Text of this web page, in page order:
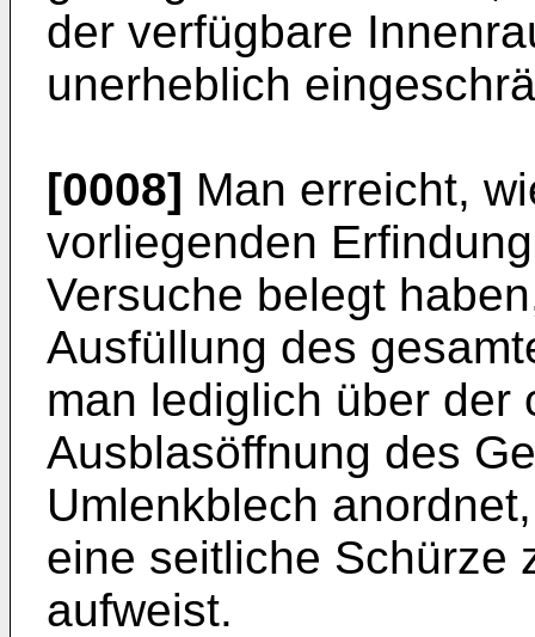
der verfügbare
unerheblich
[0008] Man erreicht,
vorliegenden
Versuche belegt
Ausfüllung des
man lediglich über der
Ausblasöffnung des
Umlenkblech
eine seitliche Schürze
aufweist.